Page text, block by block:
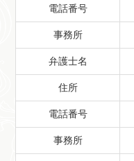
電話番号
事務所
弁護士名
住所
電話番号
事務所